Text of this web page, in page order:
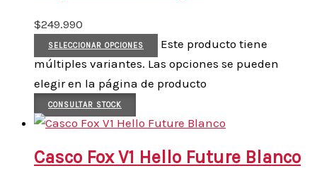
$249.990
SELECCIONAR OPCIONES
Este producto tiene
múltiples variantes. Las opciones se pueden
elegir en la página de producto
CONSULTAR STOCK
Casco Fox V1 Hello Future Blanco